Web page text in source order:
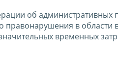
об
в области
временных